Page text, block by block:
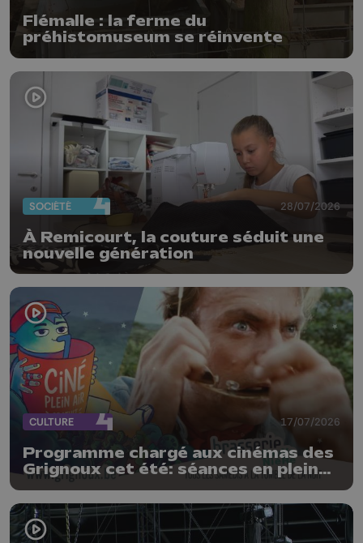
Flémalle : la ferme du
préhistomuseum se réinvente
SOCIÉTÉ 28/07/2026
À Remicourt, la couture séduit une
nouvelle génération
CULTURE 17/07/2026
Programme chargé aux cinémas des
Grignoux cet été: séances en plein
brasserie